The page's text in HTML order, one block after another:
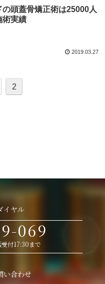
の頭蓋骨矯正術は25000人
術実績
2019.03.27
2
イヤル
069
付17:30まで
い合わせ